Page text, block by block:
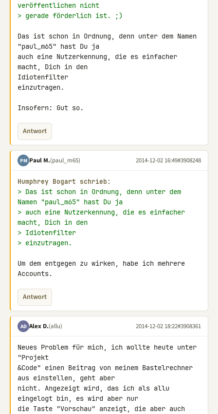
veröffentlichen nicht
> gerade förderlich ist. ;)
Das ist schon in Ordnung, denn unter dem Namen
"paul_m65" hast Du ja
auch eine Nutzerkennung, die es einfacher
macht, Dich in den
Idiotenfilter
einzutragen.
Insofern: Gut so.
Antwort
PM Paul M.(paul_m65) 2014-12-02 16:49#3908248
Humphrey Bogart schrieb:
> Das ist schon in Ordnung, denn unter dem
Namen "paul_m65" hast Du ja
> auch eine Nutzerkennung, die es einfacher
macht, Dich in den
> Idiotenfilter
> einzutragen.
Um dem entgegen zu wirken, habe ich mehrere
Accounts.
Antwort
AD Alex D.(allu) 2014-12-02 18:22#3908361
Neues Problem für mich, ich wollte heute unter
"Projekt
&Code" einen Beitrag von meinem Bastelrechner
aus einstellen, geht aber
nicht. Angezeigt wird, das ich als allu
eingelogt bin, es wird aber nur
die Taste "Vorschau" anzeigt, die aber auch